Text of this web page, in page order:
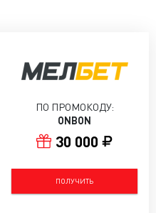
ПО ПРОМОКОДУ:
ONBON
30 000
ПОЛУЧИТЬ